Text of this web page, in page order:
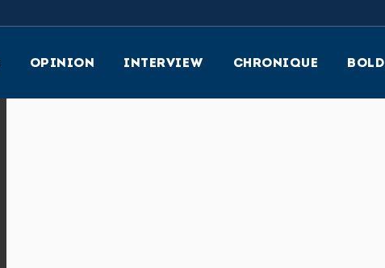
OPINION INTERVIEW CHRONIQUE BOLD